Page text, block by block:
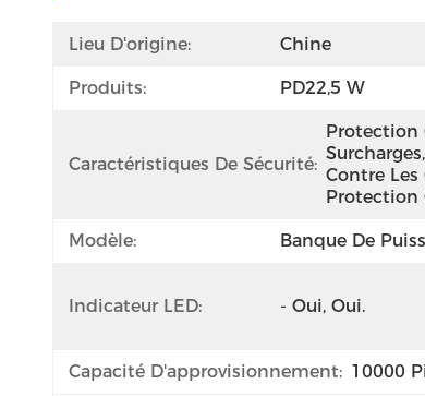
Lieu D'origine: Chine
Produits: PD22,5 W
Caractéristiques De Sécurité:
Protection
Contre Les
Protection
Modèle: Banque De
Indicateur LED: - Oui, Oui.
Capacité D'approvisionnement: 10000